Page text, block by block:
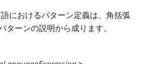
におけるパターン定義は、角括弧
ターンの説明から成ります。